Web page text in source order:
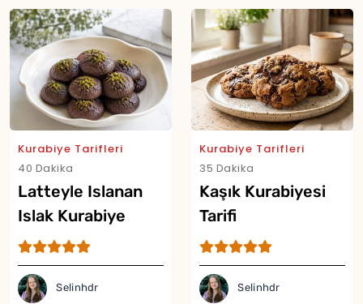
Kurabiye Tarifleri
40 Dakika
Latteyle Islanan
Islak Kurabiye
Tarifi
Selinhdr
Kurabiye Tarifleri
35 Dakika
Kaşık Kurabiyesi
Tarifi
Selinhdr